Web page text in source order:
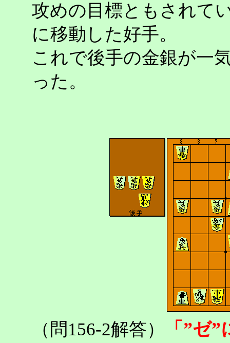
攻めの目標ともされて
に移動した好手。
これで後手の金銀が一
った。
（問156-2解答） 「”ゼ